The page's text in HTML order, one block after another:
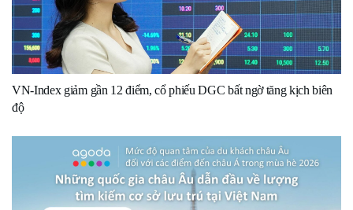
VN-Index giảm gần 12 điểm, cổ phiếu DGC bất ngờ tăng kịch biên
độ